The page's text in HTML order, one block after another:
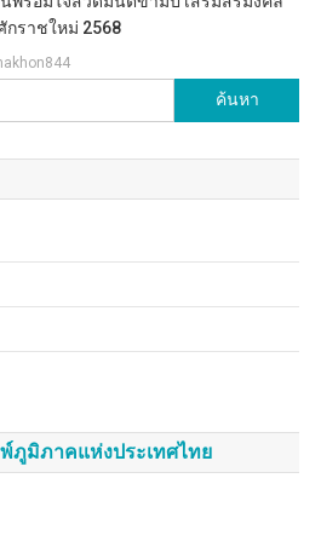
กราชใหม่ 2568
สำหรับ:
มิภาคแห่งประเทศไทย